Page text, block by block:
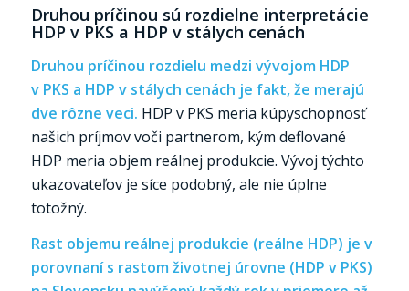
Druhou príčinou sú rozdielne interpretácie
HDP v PKS a HDP v stálych cenách
Druhou príčinou rozdielu medzi vývojom HDP
v PKS a HDP v stálych cenách je fakt, že merajú
dve rôzne veci. HDP v PKS meria kúpyschopnosť
našich príjmov voči partnerom, kým deflované
HDP meria objem reálnej produkcie. Vývoj týchto
ukazovateľov je síce podobný, ale nie úplne
totožný.
Rast objemu reálnej produkcie (reálne HDP) je v
porovnaní s rastom životnej úrovne (HDP v PKS)